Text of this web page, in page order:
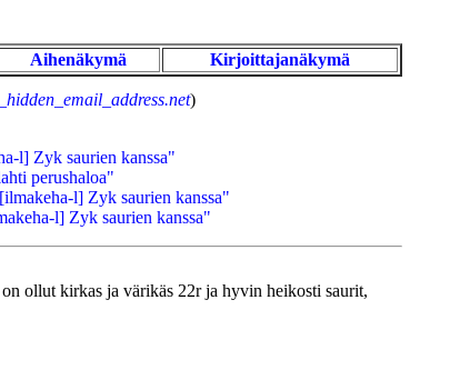
Aihenäkymä Kirjoittajanäkymä
)
l] Zyk saurien kanssa"
perushaloa"
l] Zyk saurien kanssa"
l] Zyk saurien kanssa"
ollut kirkas ja värikäs 22r ja hyvin heikosti saurit,